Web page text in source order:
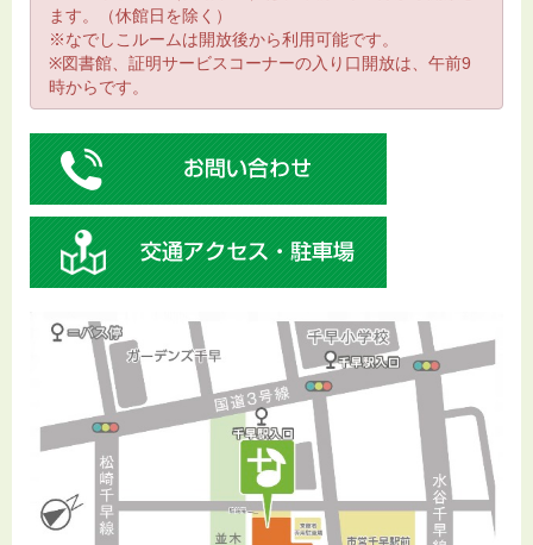
ます。（休館日を除く）
※なでしこルームは開放後から利用可能です。
※図書館、証明サービスコーナーの入り口開放は、午前9
時からです。